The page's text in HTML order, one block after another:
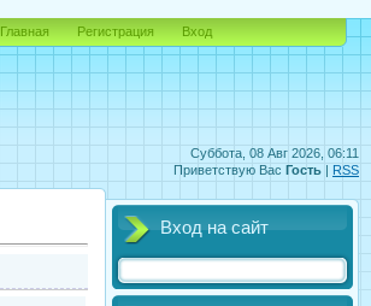
Суббота, 08 Авг 2026, 06:11
Приветствую Вас Гость | RSS
Главная Регистрация Вход
Вход на сайт